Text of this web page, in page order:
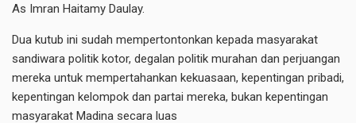
As Imran Haitamy Daulay.
Dua kutub ini sudah mempertontonkan kepada masyarakat
sandiwara politik kotor, degalan politik murahan dan perjuangan
mereka untuk mempertahankan kekuasaan, kepentingan pribadi,
kepentingan kelompok dan partai mereka, bukan kepentingan
masyarakat Madina secara luas